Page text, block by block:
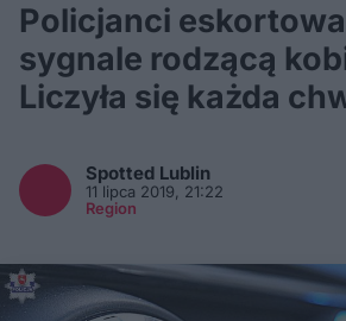
Policjanci
sygnale rodzącą
Liczyła się każda
Spotted Lublin
11 lipca 2019, 21:22
Region